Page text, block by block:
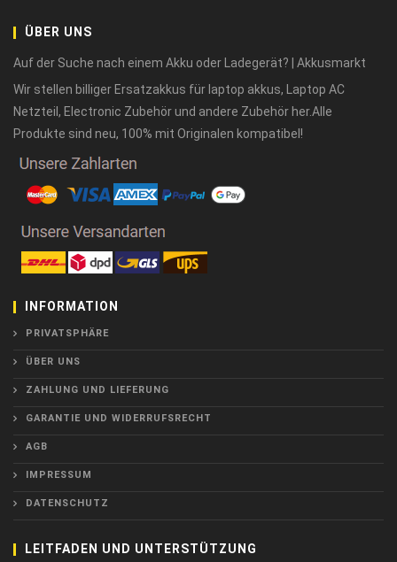
ÜBER UNS
Auf der Suche nach einem Akku oder Ladegerät? | Akkusmarkt
Wir stellen billiger Ersatzakkus für laptop akkus, Laptop AC
Netzteil, Electronic Zubehör und andere Zubehör her.Alle
Produkte sind neu, 100% mit Originalen kompatibel!
INFORMATION
PRIVATSPHÄRE
ÜBER UNS
ZAHLUNG UND LIEFERUNG
GARANTIE UND WIDERRUFSRECHT
AGB
IMPRESSUM
DATENSCHUTZ
LEITFADEN UND UNTERSTÜTZUNG